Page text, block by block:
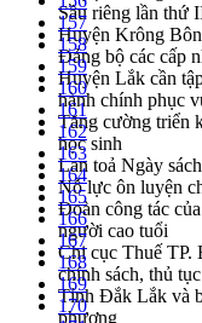
Sầu riêng lần thứ
Huyện Krông
Đảng bộ các cấp
Huyện Lắk cần
hành chính phục
Tăng cường triển
học sinh
Lan toả Ngày
Nỗ lực ôn luyện
Đoàn công tác
người cao tuổi
Chi cục Thuế TP.
chính sách, thủ
Tỉnh Đắk Lắk và
phương
157
158
159
160
161
162
163
164
165
166
167
168
169
170